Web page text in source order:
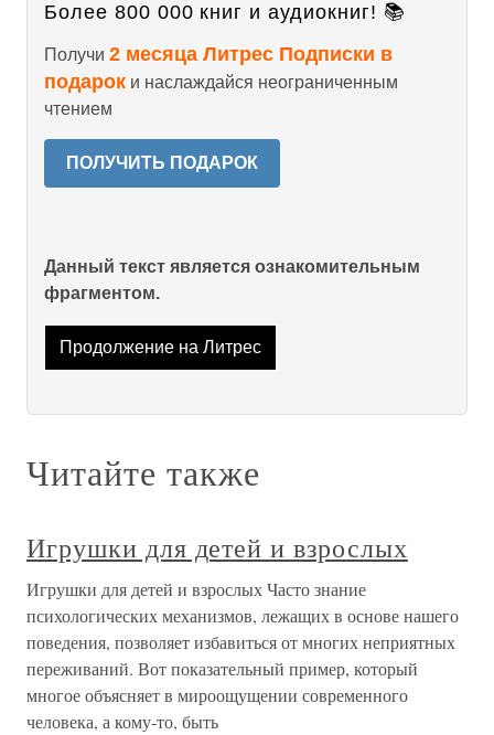
Более 800 000 книг и аудиокниг! 📚
Получи 2 месяца Литрес Подписки в
подарок и наслаждайся неограниченным
чтением
ПОЛУЧИТЬ ПОДАРОК
Данный текст является ознакомительным
фрагментом.
Продолжение на Литрес
Читайте также
Игрушки для детей и взрослых
Игрушки для детей и взрослых Часто знание
психологических механизмов, лежащих в основе нашего
поведения, позволяет избавиться от многих неприятных
переживаний. Вот показательный пример, который
многое объясняет в мироощущении современного
человека, а кому-то, быть